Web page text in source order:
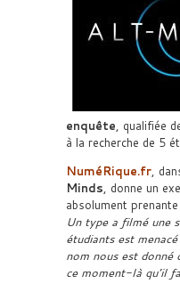
enquête, qualifiée
à la recherche de 5
NuméRique.fr,
Minds, donne un
absolument prenante
Un type a filmé une
étudiants est
nom nous est donné
ce moment-là qu’il